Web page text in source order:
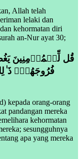
Allah telah
lelaki dan
kehormatan diri
an-Nur ayat 30;
قُل لِّلۡمُؤۡمِنِینَ
فُرُوجَهُمۡۚ ذَ
kepada orang-orang
pandangan mereka
kehormatan
sesungguhnya
apa yang mereka